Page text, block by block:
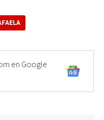
en Google